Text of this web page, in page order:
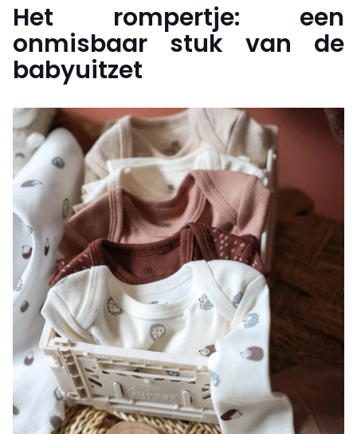
Het rompertje: een
onmisbaar stuk van de
babyuitzet